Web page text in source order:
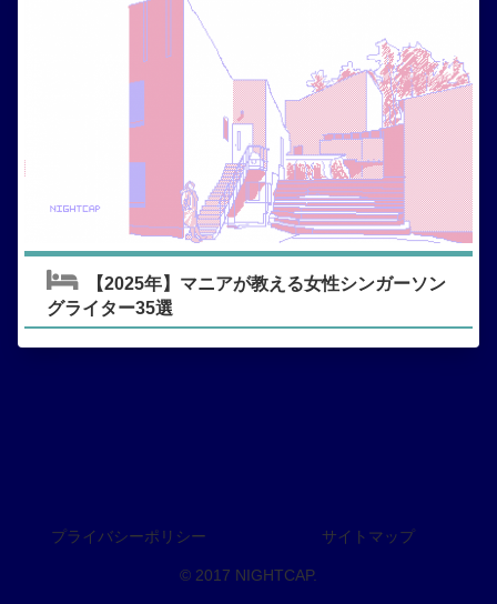
【2025年】マニアが教える女性シンガーソン
グライター35選
プライバシーポリシー サイトマップ
© 2017 NIGHTCAP.